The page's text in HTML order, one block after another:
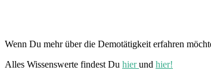
Wenn Du mehr über die Demotätigkeit erfahren
Alles Wissenswerte findest Du hierund hier!